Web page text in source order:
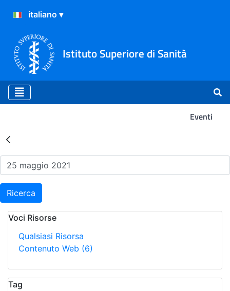
Istituto Superiore di Sanità
Eventi
Risultati della Ricerca -
Ricerca
Voci Risorse
Qualsiasi Risorsa
Contenuto Web (6)
Tag